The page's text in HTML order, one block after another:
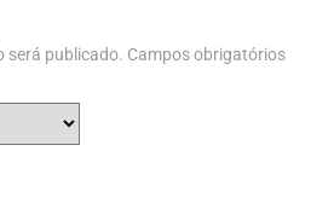
será publicado. Campos obrigatórios